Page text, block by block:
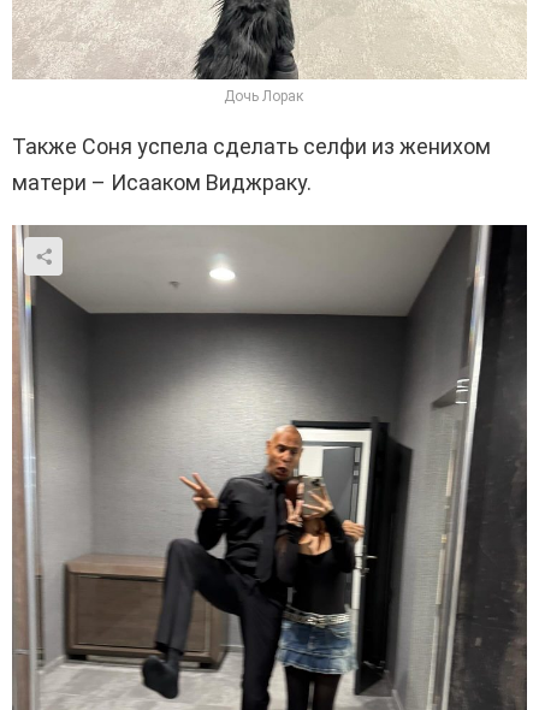
Дочь Лорак
Также Соня успела сделать селфи из женихом
матери – Исааком Виджраку.